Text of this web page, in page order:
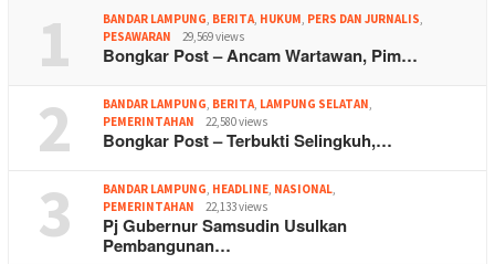
1 BANDAR LAMPUNG, BERITA, HUKUM, PERS DAN JURNALIS,
PESAWARAN
29,569 views
Bongkar Post – Ancam Wartawan, Pim…
2 BANDAR LAMPUNG, BERITA, LAMPUNG SELATAN,
PEMERINTAHAN
22,580 views
Bongkar Post – Terbukti Selingkuh,…
3 BANDAR LAMPUNG, HEADLINE, NASIONAL,
PEMERINTAHAN
22,133 views
Pj Gubernur Samsudin Usulkan
Pembangunan…